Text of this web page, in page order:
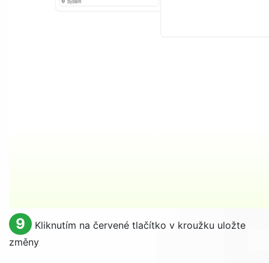
9
Kliknutím na červené tlačítko v kroužku uložte
změny